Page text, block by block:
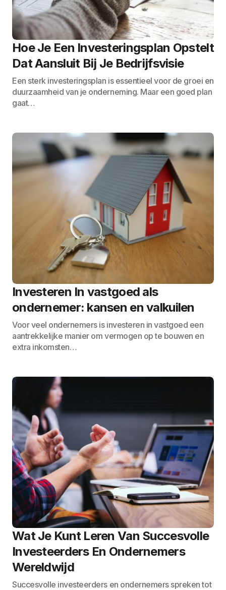
Hoe Je Een Investeringsplan Opstelt
Dat Aansluit Bij Je Bedrijfsvisie
Een sterk investeringsplan is essentieel voor de groei en
duurzaamheid van je onderneming. Maar een goed plan
gaat…
Investeren In vastgoed als
ondernemer: kansen en valkuilen
Voor veel ondernemers is investeren in vastgoed een
aantrekkelijke manier om vermogen op te bouwen en
extra inkomsten…
Wat Je Kunt Leren Van Succesvolle
Investeerders En Ondernemers
Wereldwijd
Succesvolle investeerders en ondernemers spreken tot